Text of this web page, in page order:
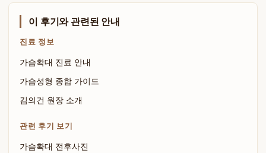
이 후기와 관련된 안내
진료 정보
가슴확대 진료 안내
가슴성형 종합 가이드
김의건 원장 소개
관련 후기 보기
가슴확대 전후사진